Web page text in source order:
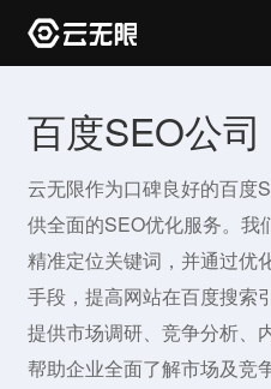
百度SEO公司
云无限作为口碑良好的百度
供全面的SEO优化服务。我
精准定位关键词，并通过优
手段，提高网站在百度搜索
提供市场调研、竞争分析、
帮助企业全面了解市场及竞